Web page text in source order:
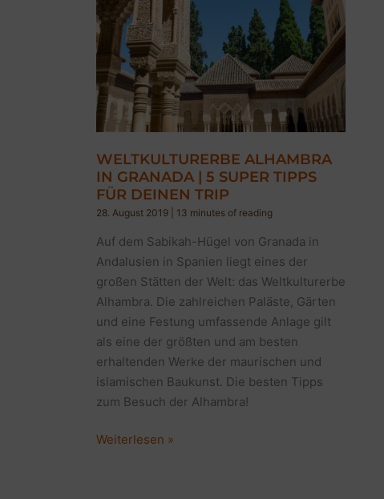
WELTKULTURERBE ALHAMBRA
IN GRANADA | 5 SUPER TIPPS
FÜR DEINEN TRIP
28. August 2019 13 minutes of reading
Auf dem Sabikah-Hügel von Granada in
Andalusien in Spanien liegt eines der
großen Stätten der Welt: das Weltkulturerbe
Alhambra. Die zahlreichen Paläste, Gärten
und eine Festung umfassende Anlage gilt
als eine der größten und am besten
erhaltenden Werke der maurischen und
islamischen Baukunst. Die besten Tipps
zum Besuch der Alhambra!
WELTKULTURERBE
Weiterlesen »